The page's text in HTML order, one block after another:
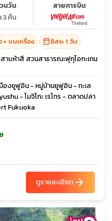
นวัน
3 คืน
สายการบิน
+ บนเครื่อง calendar_todayอิสระ 1 วัน
าบห้าสี สวนสาธารณะฟุกุโอกะเทน
มืองยูฟูอิน - หมู่บ้านยูฟูอิน - ทะเล
- โมจิโกะ เรโทร - ตลาดปลา
Fukuoka
ดูรายละเอียดarrow_forward